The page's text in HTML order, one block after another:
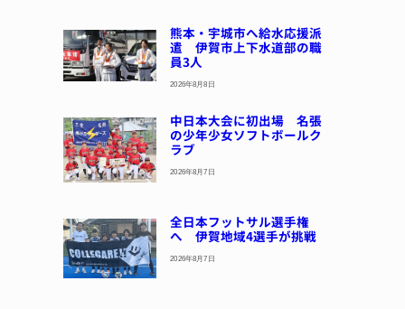
熊本・宇城市へ給水応援派
遣 伊賀市上下水道部の職
員3人
2026年8月8日
中日本大会に初出場 名張
の少年少女ソフトボールク
ラブ
2026年8月7日
全日本フットサル選手権
へ 伊賀地域4選手が挑戦
2026年8月7日